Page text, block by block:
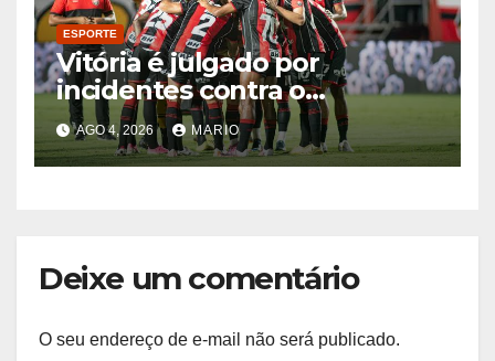
ESPORTE
Vitória é julgado por
incidentes contra o
Palmeiras; veja as decisões
AGO 4, 2026 MARIO
Deixe um comentário
O seu endereço de e-mail não será publicado.